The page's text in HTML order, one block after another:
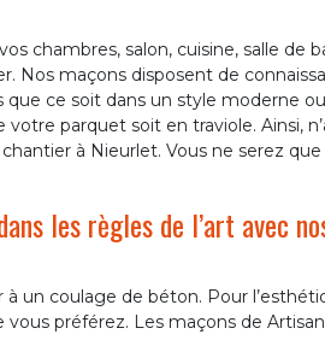
chambres, salon, cuisine, salle de
Nos maçons disposent de
ce soit dans un style moderne
parquet soit en traviole. Ainsi,
à Nieurlet. Vous ne serez
les règles de l’art avec
un coulage de béton. Pour
préférez. Les maçons de